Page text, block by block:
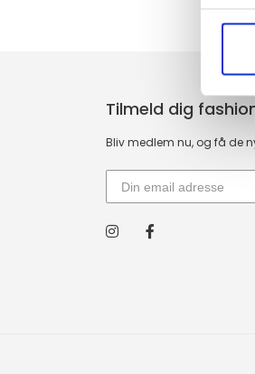
Tilmeld dig
Bliv medlem nu, og få de